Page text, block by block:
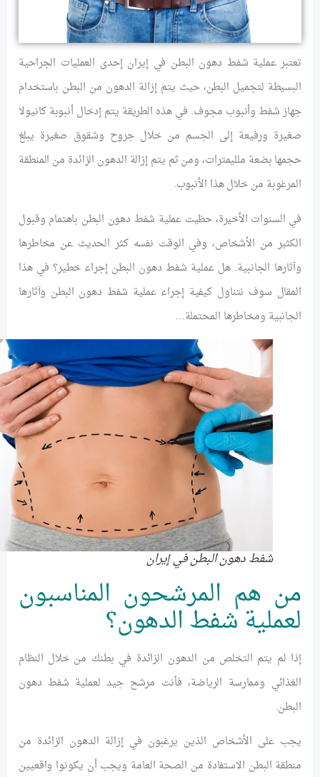
تعتبر عملية شفط دهون البطن في إيران إحدى العمليات الجراحية
البسيطة لتجميل البطن، حيث يتم إزالة الدهون من البطن باستخدام
جهاز شفط وأنبوب مجوف. في هذه الطريقة يتم إدخال أنبوبة كانيولا
صغيرة ورفيعة إلى الجسم من خلال جروح وشقوق صغيرة يبلغ
حجمها بضعة ملليمترات، ومن ثم يتم إزالة الدهون الزائدة من المنطقة
المرغوبة من خلال هذا الأنبوب.
في السنوات الأخيرة، حظيت عملية شفط دهون البطن باهتمام وقبول
الكثير من الأشخاص، وفي الوقت نفسه كثر الحديث عن مخاطرها
وآثارها الجانبية. هل عملية شفط دهون البطن إجراء خطير؟ في هذا
المقال سوف نتناول كيفية إجراء عملية شفط دهون البطن وآثارها
الجانبية ومخاطرها المحتملة…
شفط دهون البطن في إيران
من هم المرشحون المناسبون
لعملية شفط الدهون؟
إذا لم يتم التخلص من الدهون الزائدة في بطنك من خلال النظام
الغذائي وممارسة الرياضة، فأنت مرشح جيد لعملية شفط دهون
البطن.
يجب على الأشخاص الذين يرغبون في إزالة الدهون الزائدة من
منطقة البطن الاستفادة من الصحة العامة ويجب أن يكونوا واقعيين